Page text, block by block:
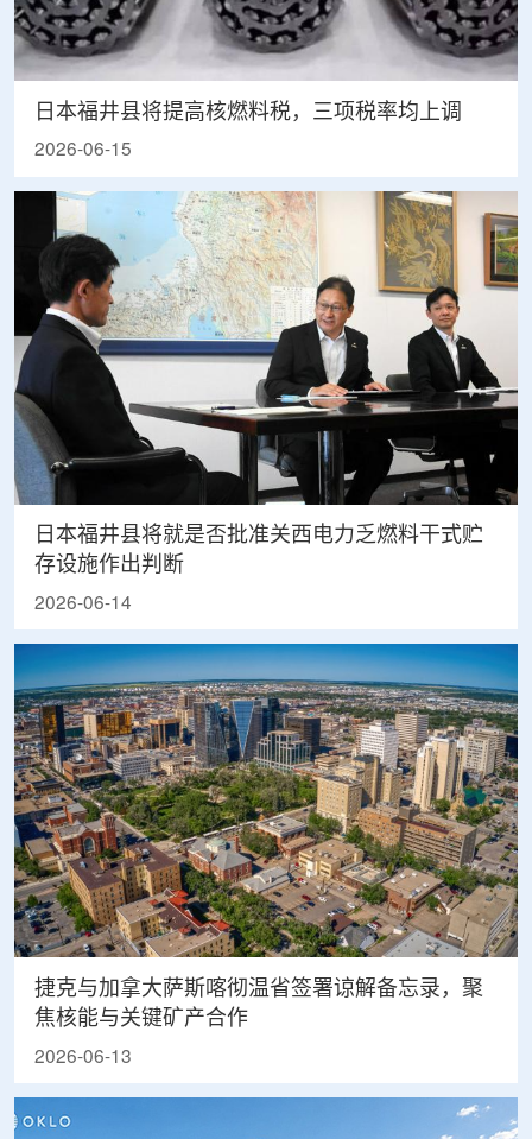
日本福井县将提高核燃料税，三项税率均上调
2026-06-15
日本福井县将就是否批准关西电力乏燃料干式贮
存设施作出判断
2026-06-14
捷克与加拿大萨斯喀彻温省签署谅解备忘录，聚
焦核能与关键矿产合作
2026-06-13